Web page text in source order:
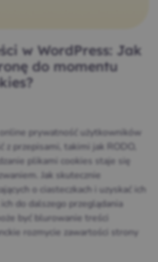
w WordPress: Jak
do momentu
prywatność użytkowników
przepisami, takimi jak RODO,
plikami cookies staje się
Jak skutecznie
o ciasteczkach i uzyskać ich
do dalszego przeglądania
być blurowanie treści
rozmycie zawartości strony